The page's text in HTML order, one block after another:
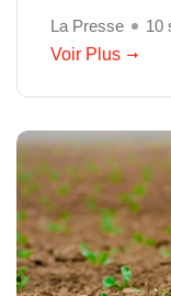
La Presse
10
Voir Plus